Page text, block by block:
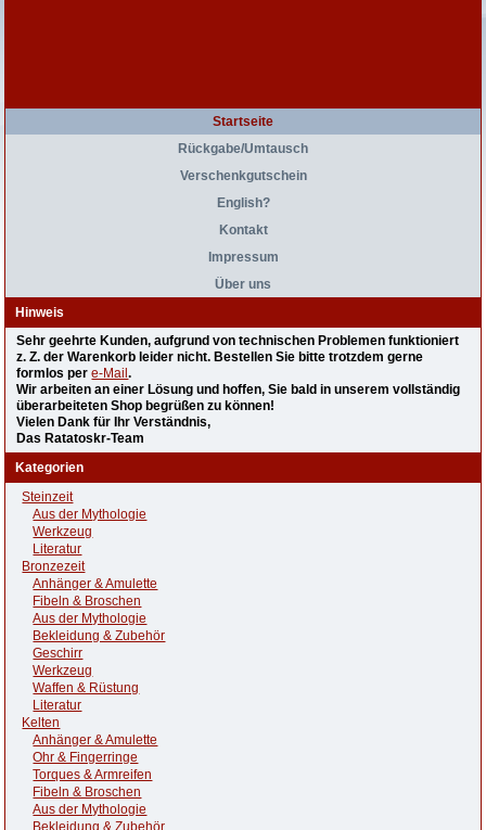
Startseite
Rückgabe/Umtausch
Verschenkgutschein
English?
Kontakt
Impressum
Über uns
Hinweis
Sehr geehrte Kunden, aufgrund von technischen Problemen funktioniert
z. Z. der Warenkorb leider nicht. Bestellen Sie bitte trotzdem gerne
formlos pere-Mail.
Wir arbeiten an einer Lösung und hoffen, Sie bald in unserem vollständig
überarbeiteten Shop begrüßen zu können!
Vielen Dank für Ihr Verständnis,
Das Ratatoskr-Team
Kategorien
Steinzeit
Aus der Mythologie
Werkzeug
Literatur
Bronzezeit
Anhänger & Amulette
Fibeln & Broschen
Aus der Mythologie
Bekleidung & Zubehör
Geschirr
Werkzeug
Waffen & Rüstung
Literatur
Kelten
Anhänger & Amulette
Ohr & Fingerringe
Torques & Armreifen
Fibeln & Broschen
Aus der Mythologie
Bekleidung & Zubehör